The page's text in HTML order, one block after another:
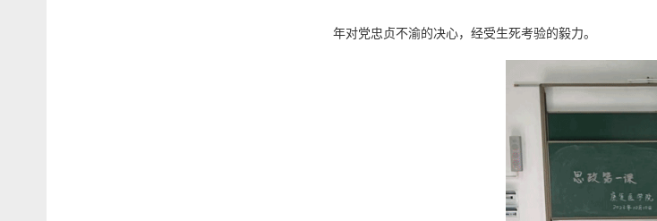
年对党忠贞不渝的决心，经受生死考验的毅力。